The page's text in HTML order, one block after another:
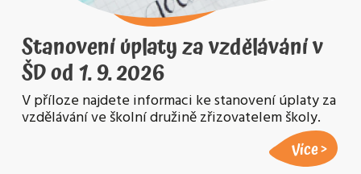
Stanovení úplaty za vzdělávání v
ŠD od 1. 9. 2026
V příloze najdete informaci ke stanovení úplaty za
vzdělávání ve školní družině zřizovatelem školy.
Více